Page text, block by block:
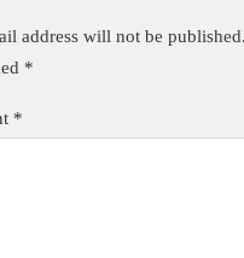
address will not be published.
*
*